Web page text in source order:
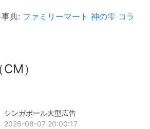
典: ファミリーマート 神の雫 コラ
）
シンガポール大型広告
2026-08-07 20:00:17